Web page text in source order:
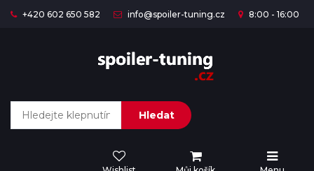
+420 602 650 582 info@spoiler-tuning.cz 8:00 - 16:00
Hledat